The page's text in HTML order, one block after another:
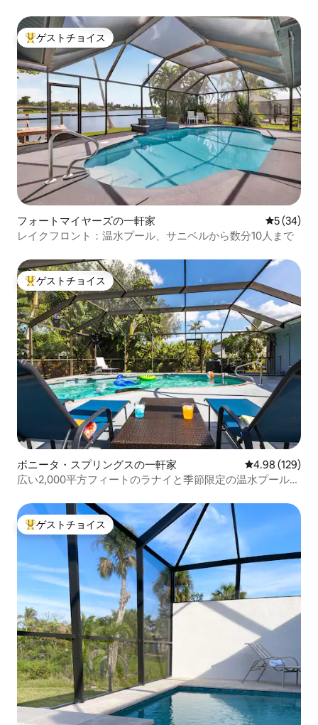
大好評のゲストチョイスです。
ゲストチョイス
フォートマイヤーズの一軒家 レビュー
5 (34)
レイクフロント：温水プール、サニベルから数分10人まで
大好評のゲストチョイスです。
ゲストチョイス
ボニータ・スプリングスの一軒家 レビュー129
4.98 (129)
広い2,000平方フィートのラナイと季節限定の温水プール付
大好評のゲストチョイスです。
ゲストチョイス